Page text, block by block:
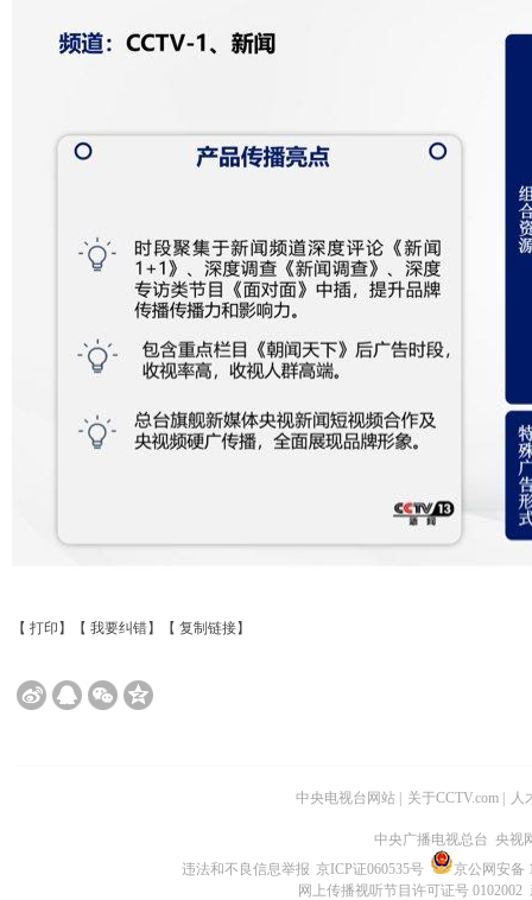
【 打印 】【 我要纠错】【 复制链接】
中央电视台网站 关于CCTV.com 人
中央广播电视总台 央视
违法和不良信息举报 京ICP证060535号
京公网安备
网上传播视听节目许可证号 0102002